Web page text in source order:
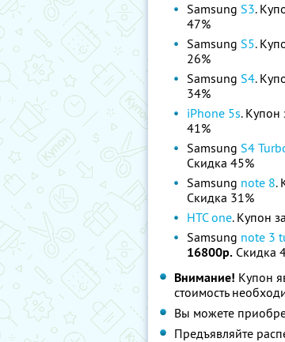
Samsung S3.
47%
Samsung S5.
26%
Samsung S4.
34%
iPhone 5s. Купон
41%
Samsung S4
Скидка 45%
Samsung note 8.
Скидка 31%
HTC one. Купон за
Samsung note 3
16800р. Скидка
Внимание! Купон
стоимость
Вы можете
Предъявляйте